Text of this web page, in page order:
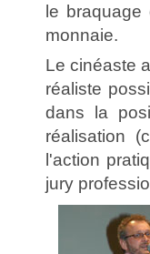
le
monnaie.
Le cinéaste
réaliste
dans la
réalisation
l'action
jury